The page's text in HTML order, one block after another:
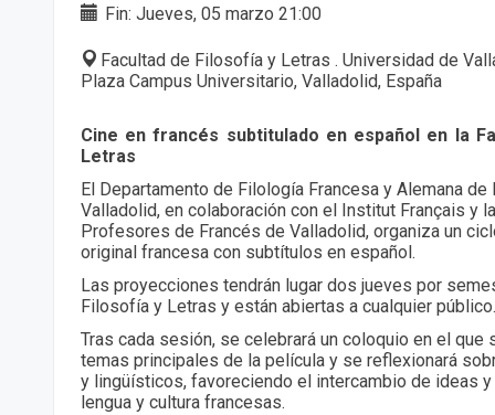
Fin: Jueves, 05 marzo 21:00
Facultad de Filosofía y Letras . Universidad de
Plaza Campus Universitario, Valladolid, España
Cine en francés subtitulado en español en la
Letras
El Departamento de Filología Francesa y Alemana
Valladolid, en colaboración con el Institut Français y
Profesores de Francés de Valladolid, organiza un
original francesa con subtítulos en español.
Las proyecciones tendrán lugar dos jueves por
Filosofía y Letras y están abiertas a cualquier público.
Tras cada sesión, se celebrará un coloquio en el que
temas principales de la película y se reflexionará
y lingüísticos, favoreciendo el intercambio de ideas
lengua y cultura francesas.